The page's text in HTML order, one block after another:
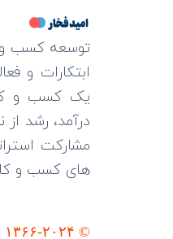
توسعه کسب و
ابتکارات و
یک کسب و
درآمد، رشد
مشارکت
های کسب و
© ۱۳۶۶-۲۰۲۴ امید فخار | از تولد یک رویا تا تحقق هزاران آرزو